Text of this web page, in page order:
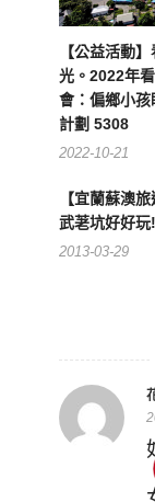
【公益活動
光。2022年
會：偏鄉小
計劃 5308
2022-10-21
【宜蘭蘇澳
武荖坑好好
2013-03-29